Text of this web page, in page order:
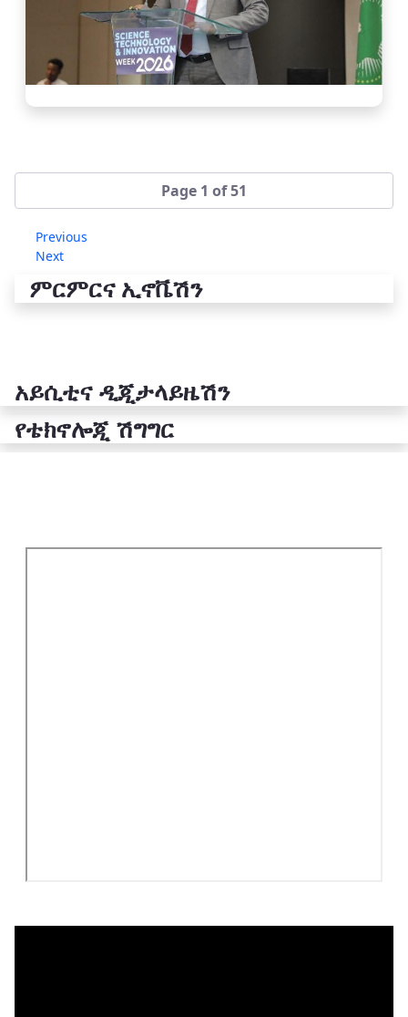
Page 1 of 51
Previous
Next
ምርምርና ኢኖቬሽን
አይሲቲና ዲጂታላይዜሽን
የቴክኖሎጂ ሽግግር